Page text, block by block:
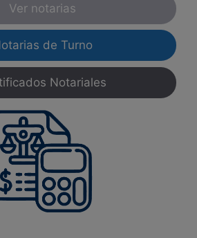
Ver notarias
de Turno
Notariales